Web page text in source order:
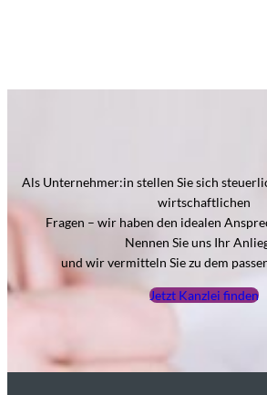
Als Unternehmer:in stellen Sie sich
wirtschaftlichen
Fragen – wir haben den idealen
Nennen Sie uns Ihr
und wir vermitteln Sie zu dem
Jetzt Kanzlei finden